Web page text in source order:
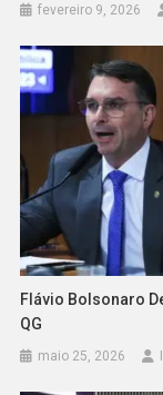
fevereiro 9, 2026
Flávio Bolsonaro
QG
maio 25, 2026